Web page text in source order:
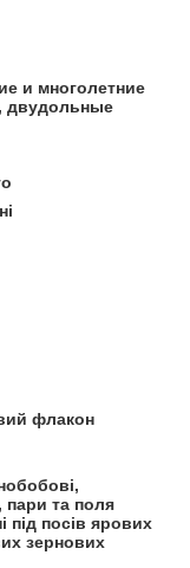
и многолетние
двудольные
флакон
пари та поля
під посів ярових
зернових